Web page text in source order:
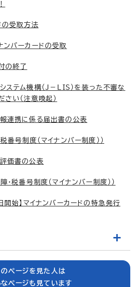
の受取方法
ンバーカードの受取
の終了
ステム機構（J－LIS）を装った不審な
い（注意喚起）
連携に係る届出書の公表
番号制度（マイナンバー制度））
価書の公表
・税番号制度（マイナンバー制度））
始】マイナンバーカードの特急発行
のページを見た人は
なページも見ています